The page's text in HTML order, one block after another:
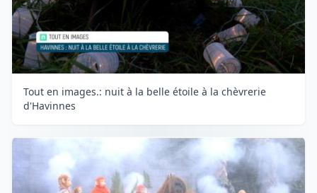
Tout en images.: nuit à la belle étoile à la chèvrerie
d'Havinnes